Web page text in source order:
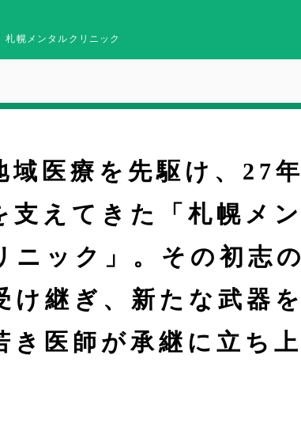
札幌メンタルクリニック
域医療を先駆け、27年
支えてきた「札幌メン
ニック」。その初志の
け継ぎ、新たな武器を
き医師が承継に立ち上